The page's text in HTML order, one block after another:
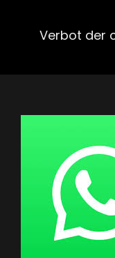
PostVerbot der